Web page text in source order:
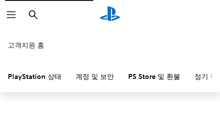
검
색
고객지원 홈
PlayStation 상태 계정 및 보안 PS Store 및 환불 정기 구